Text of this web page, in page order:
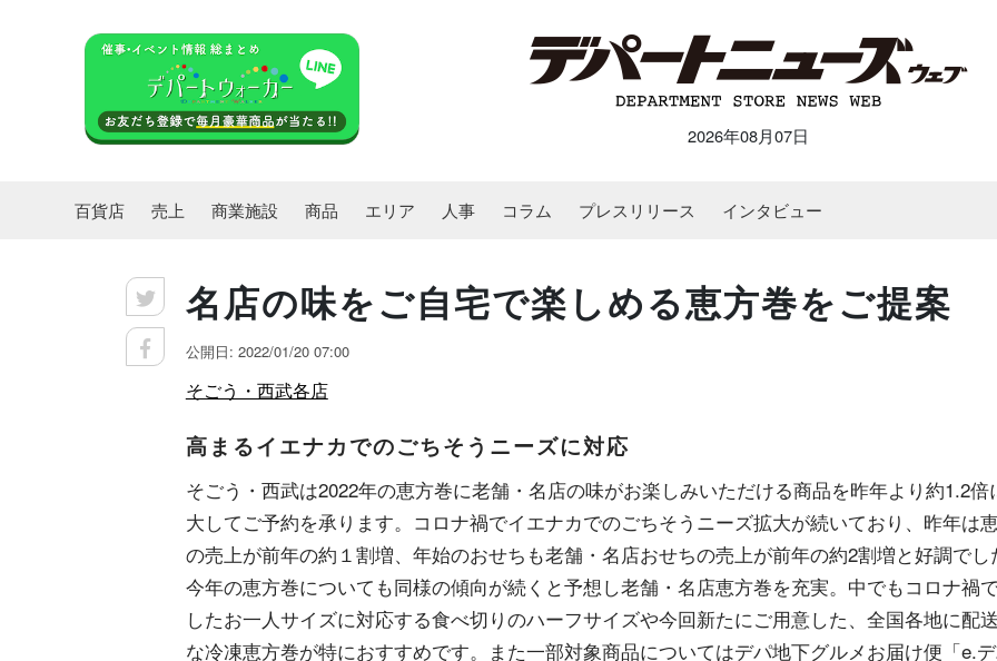
2026年08月07日
百貨店 売上 商業施設 商品 エリア 人事 コラム プレスリリース インタビュー
名店の味をご自宅で楽しめる恵方巻をご提案
公開日: 2022/01/20 07:00
そごう・西武各店
高まるイエナカでのごちそうニーズに対応
そごう・西武は2022年の恵方巻に老舗・名店の味がお楽しみいただける商品を昨年より約1.2倍
大してご予約を承ります。コロナ禍でイエナカでのごちそうニーズ拡大が続いており、昨年は
の売上が前年の約１割増、年始のおせちも老舗・名店おせちの売上が前年の約2割増と好調でし
今年の恵方巻についても同様の傾向が続くと予想し老舗・名店恵方巻を充実。中でもコロナ禍
したお一人サイズに対応する食べ切りのハーフサイズや今回新たにご用意した、全国各地に配
な冷凍恵方巻が特におすすめです。また一部対象商品についてはデパ地下グルメお届け便「e.